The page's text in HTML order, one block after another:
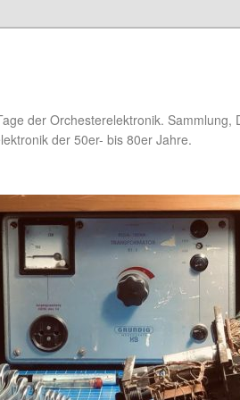
der Orchesterelektronik. Sammlung,
der 50er- bis 80er Jahre.